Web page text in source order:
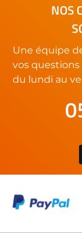
NOS
Une équipe
vos questions
du lundi au